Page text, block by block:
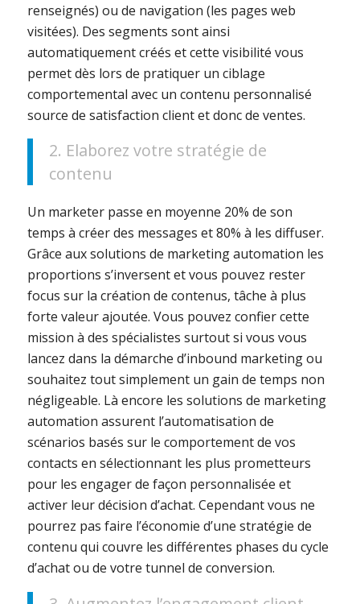
renseignés) ou de navigation (les pages web
visitées). Des segments sont ainsi
automatiquement créés et cette visibilité vous
permet dès lors de pratiquer un ciblage
comportemental avec un contenu personnalisé
source de satisfaction client et donc de ventes.
2. Elaborez votre stratégie de
contenu
Un marketer passe en moyenne 20% de son
temps à créer des messages et 80% à les diffuser.
Grâce aux solutions de marketing automation les
proportions s’inversent et vous pouvez rester
focus sur la création de contenus, tâche à plus
forte valeur ajoutée. Vous pouvez confier cette
mission à des spécialistes surtout si vous vous
lancez dans la démarche d’inbound marketing ou
souhaitez tout simplement un gain de temps non
négligeable. Là encore les solutions de marketing
automation assurent l’automatisation de
scénarios basés sur le comportement de vos
contacts en sélectionnant les plus prometteurs
pour les engager de façon personnalisée et
activer leur décision d’achat. Cependant vous ne
pourrez pas faire l’économie d’une stratégie de
contenu qui couvre les différentes phases du cycle
d’achat ou de votre tunnel de conversion.